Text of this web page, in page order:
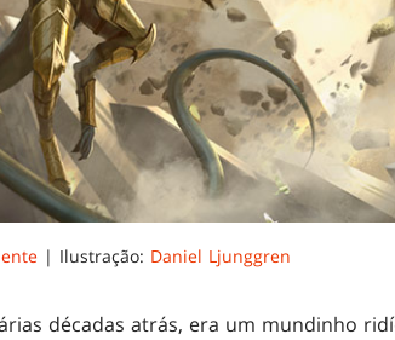
| Ilustração: Daniel Ljunggren
décadas atrás, era um mundinho